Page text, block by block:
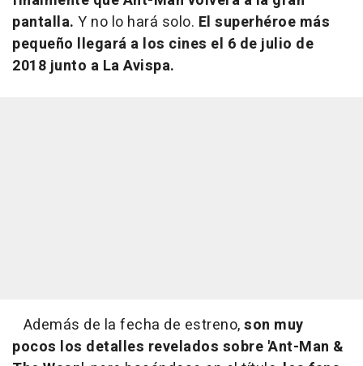
pantalla. Y no lo hará solo. El superhéroe más
pequeño llegará a los cines el 6 de julio de
2018 junto a La Avispa.
Además de la fecha de estreno,son muy
pocos los detalles revelados sobre 'Ant-Man &